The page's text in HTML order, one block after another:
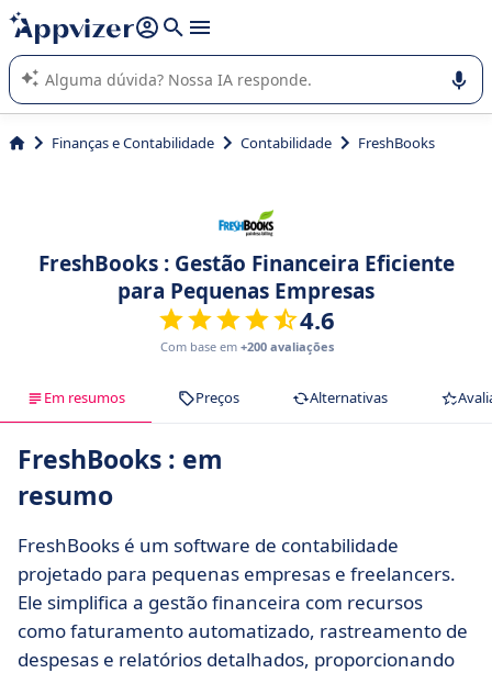
de nossa IA (várias linhas com
A IA do Appvizer o orienta no uso ou na seleção de software
SaaS para sua empresa.
Finanças e Contabilidade Contabilidade FreshBooks
FreshBooks : Gestão Financeira Eficiente
para Pequenas Empresas
4.6
Com base em +200 avaliações
Em resumos Preços Alternativas
FreshBooks : em
resumo
FreshBooks é um software de contabilidade
projetado para pequenas empresas e freelancers.
Ele simplifica a gestão financeira com recursos
como faturamento automatizado, rastreamento de
despesas e relatórios detalhados, proporcionando